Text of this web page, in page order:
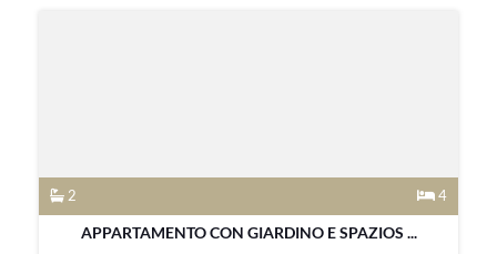
2 4
APPARTAMENTO CON GIARDINO E SPAZIOS ...